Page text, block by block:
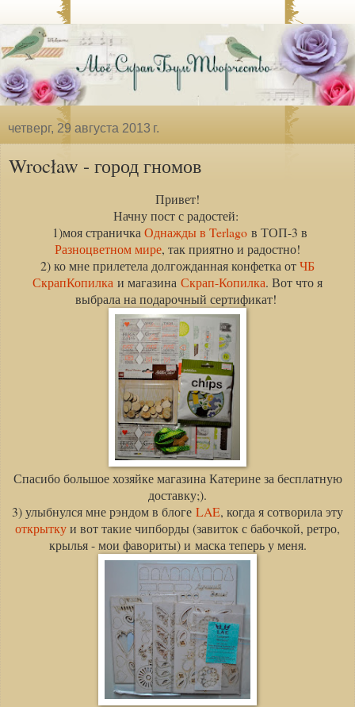
четверг, 29 августа 2013 г.
Wrocław - город гномов
Привет!
Начну пост с радостей:
1)моя страничка Однажды в Terlagoв ТОП-3 в
Разноцветном мире, так приятно и радостно!
2) ко мне прилетела долгожданная конфетка отЧБ
СкрапКопилка и магазина Скрап-Копилка. Вот что я
выбрала на подарочный сертификат!
Спасибо большое хозяйке магазина Катерине за бесплатную
доставку;).
3) улыбнулся мне рэндом в блоге LAE, когда я сотворила эту
открыткуи вот такие чипборды (завиток с бабочкой, ретро,
крылья - мои фавориты) и маска теперь у меня.